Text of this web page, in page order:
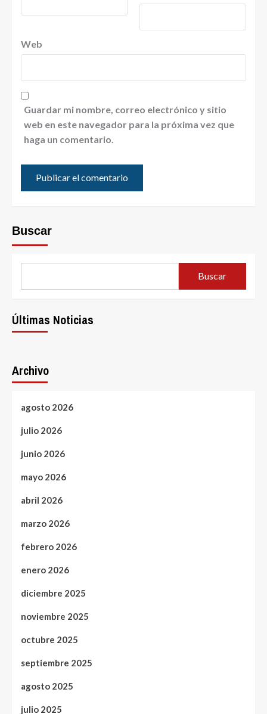
Web
Guardar mi nombre, correo electrónico y sitio
web en este navegador para la próxima vez que
haga un comentario.
Buscar
Buscar
Últimas Noticias
Archivo
agosto 2026
julio 2026
junio 2026
mayo 2026
abril 2026
marzo 2026
febrero 2026
enero 2026
diciembre 2025
noviembre 2025
octubre 2025
septiembre 2025
agosto 2025
julio 2025